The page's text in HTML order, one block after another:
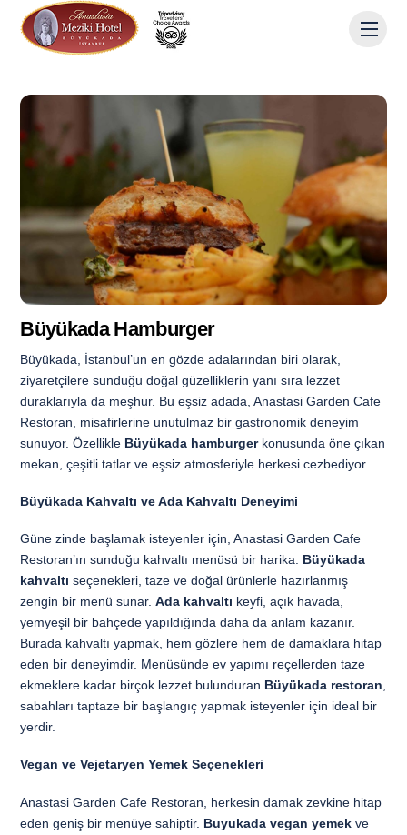
content
Büyükada Hamburger
Büyükada, İstanbul’un en gözde adalarından biri olarak,
ziyaretçilere sunduğu doğal güzelliklerin yanı sıra lezzet
duraklarıyla da meşhur. Bu eşsiz adada, Anastasi Garden Cafe
Restoran, misafirlerine unutulmaz bir gastronomik deneyim
sunuyor. Özellikle Büyükada hamburgerkonusunda öne çıkan
mekan, çeşitli tatlar ve eşsiz atmosferiyle herkesi cezbediyor.
Büyükada Kahvaltı ve Ada Kahvaltı Deneyimi
Güne zinde başlamak isteyenler için, Anastasi Garden Cafe
Restoran’ın sunduğu kahvaltı menüsü bir harika. Büyükada
kahvaltı seçenekleri, taze ve doğal ürünlerle hazırlanmış
zengin bir menü sunar.Ada kahvaltı keyfi, açık havada,
yemyeşil bir bahçede yapıldığında daha da anlam kazanır.
Burada kahvaltı yapmak, hem gözlere hem de damaklara hitap
eden bir deneyimdir. Menüsünde ev yapımı reçellerden taze
ekmeklere kadar birçok lezzet bulunduran Büyükada restoran
sabahları taptaze bir başlangıç yapmak isteyenler için ideal bir
yerdir.
Vegan ve Vejetaryen Yemek Seçenekleri
Anastasi Garden Cafe Restoran, herkesin damak zevkine hitap
eden geniş bir menüye sahiptir. Buyukada vegan yemek ve